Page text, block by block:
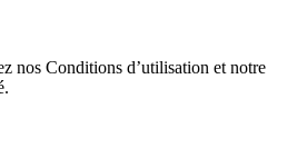
nos Conditions d’utilisation et notre